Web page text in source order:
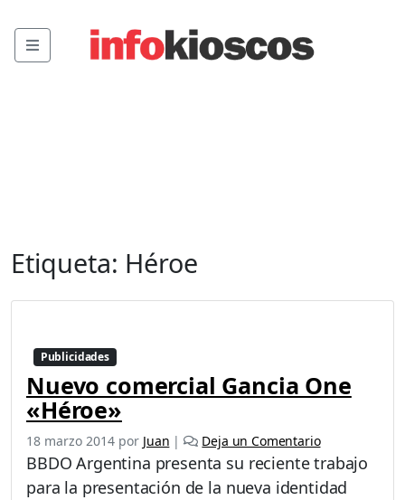
Menu
Etiqueta: Héroe
Publicidades
Nuevo comercial Gancia One
«Héroe»
18 marzo 2014 por Juan | Deja un Comentario
BBDO Argentina presenta su reciente trabajo
para la presentación de la nueva identidad